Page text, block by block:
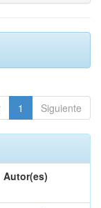
1 Siguiente
Autor(es)